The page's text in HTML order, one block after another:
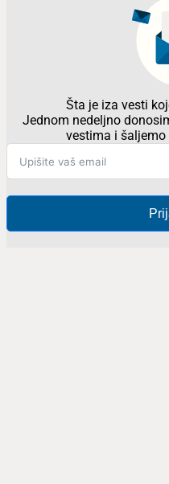
Šta je iza vesti
Jednom nedeljno
vestima i